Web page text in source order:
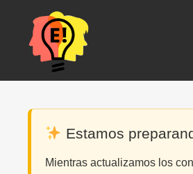
contenido
Estamos
Mientras actualizamos los